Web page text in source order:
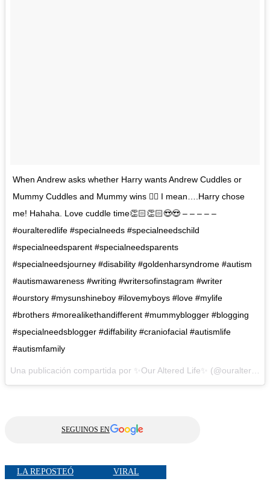
When Andrew asks whether Harry wants Andrew Cuddles or
Mummy Cuddles and Mummy wins 👌🏻 I mean….Harry chose
me! Hahaha. Love cuddle time👏🏻👏🏻😍😍 – – – – –
#ouralteredlife #specialneeds #specialneedschild
#specialneedsparent #specialneedsparents
#specialneedsjourney #disability #goldenharsyndrome #autism
#autismawareness #writing #writersofinstagram #writer
#ourstory #mysunshineboy #ilovemyboys #love #mylife
#brothers #morealikethandifferent #mummyblogger #blogging
#specialneedsblogger #diffability #craniofacial #autismlife
#autismfamily
SEGUINOS EN
LA REPOSTEÓ VIRAL